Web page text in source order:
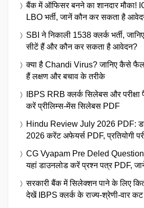
बैंक में ऑफिसर बनने का शानदार मौका!
LBO भर्ती, जानें कौन कर सकता है
SBI ने निकाली 1538 क्लर्क भर्ती,
सीटें हैं और कौन कर सकता है आवेदन?
क्या है Chandi Virus? जानिए कैसे
हैं लक्षण और बचाव के तरीके
IBPS RRB क्लर्क सिलेबस और परीक्षा
करें प्रीलिम्स-मेंस सिलेबस PDF
Hindu Review July 2026 PDF:
2026 करेंट अफेयर्स PDF, प्रतियोगी
CG Vyapam Pre Deled
यहां डाउनलोड करें प्रश्न पत्र PDF,
सरकारी बैंक में सिलेक्शन पाने के लिए
देखें IBPS क्लर्क के राज्य-श्रेणी-वार